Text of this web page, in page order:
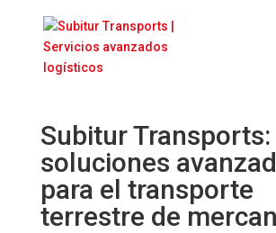
Subitur Transports:
soluciones
para el transporte
terrestre de